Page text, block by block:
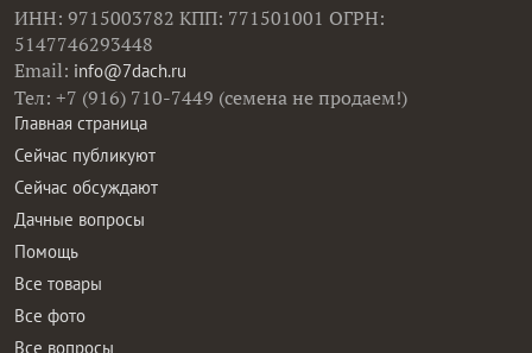
ИНН: 9715003782 КПП: 771501001 ОГРН:
5147746293448
Email: info@7dach.ru
Тел: +7 (916) 710-7449 (семена не продаем!)
Главная страница
Сейчас публикуют
Сейчас обсуждают
Дачные вопросы
Помощь
Все товары
Все фото
Все вопросы